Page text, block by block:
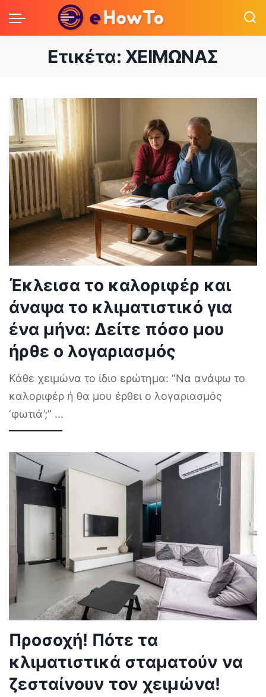
Ετικέτα: ΧΕΙΜΩΝΑΣ
Έκλεισα το καλοριφέρ και
άναψα το κλιματιστικό για
ένα μήνα: Δείτε πόσο μου
ήρθε ο λογαριασμός
Κάθε χειμώνα το ίδιο ερώτημα: “Να ανάψω το
καλοριφέρ ή θα μου έρθει ο λογαριασμός
‘φωτιά’;” ...
Προσοχή! Πότε τα
κλιματιστικά σταματούν να
ζεσταίνουν τον χειμώνα!